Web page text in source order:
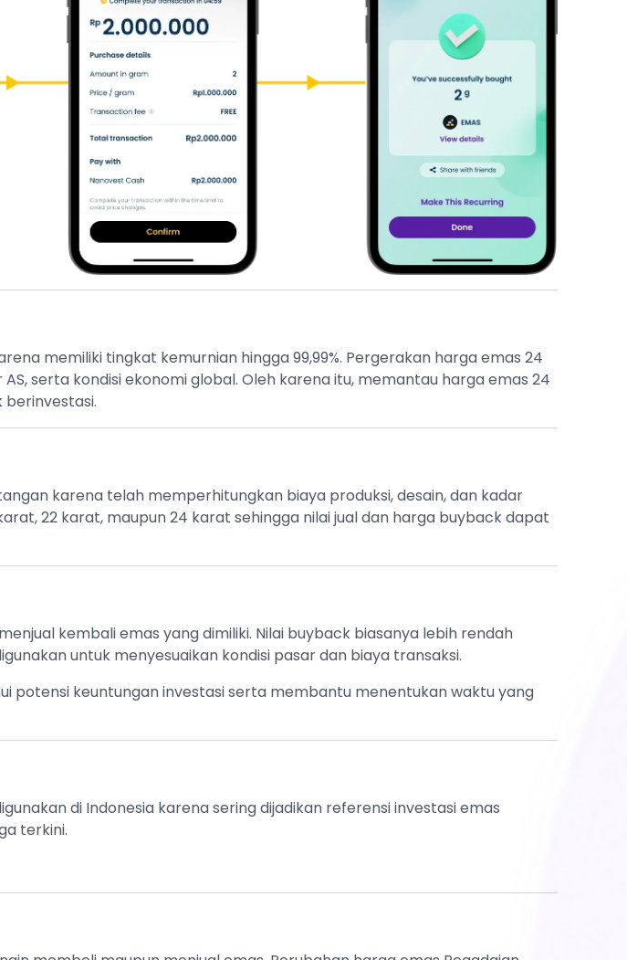
memiliki tingkat kemurnian hingga 99,99%. Pergerakan harga emas 24
serta kondisi ekonomi global. Oleh karena itu, memantau harga emas 24
karena telah memperhitungkan biaya produksi, desain, dan kadar
22 karat, maupun 24 karat sehingga nilai jual dan harga buyback dapat
kembali emas yang dimiliki. Nilai buyback biasanya lebih rendah
untuk menyesuaikan kondisi pasar dan biaya transaksi.
keuntungan investasi serta membantu menentukan waktu yang
di Indonesia karena sering dijadikan referensi investasi emas
terkini.